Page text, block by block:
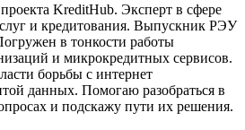
KreditHub. Эксперт в сфере
и кредитования. Выпускник РЭУ
в тонкости работы
и микрокредитных сервисов.
борьбы с интернет
данных. Помогаю разобраться в
и подскажу пути их решения.